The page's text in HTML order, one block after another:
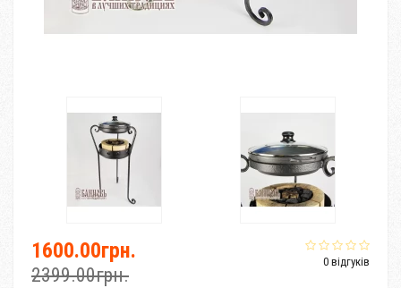
0 відгуків
1600.00грн.
2399.00грн.